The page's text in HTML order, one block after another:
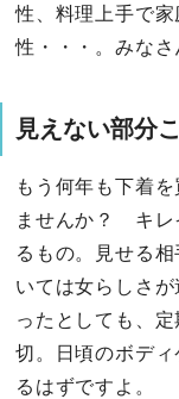
性、料理上手で
性・・・。みな
見えない部分
もう何年も下着
ませんか？ キレ
るもの。見せる
いては女らしさ
ったとしても、
切。日頃のボデ
るはずですよ。